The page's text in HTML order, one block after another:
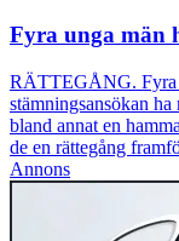
Fyra unga män
RÄTTEGÅNG. Fyra
stämningsansökan
bland annat en
de en rättegång
Annons